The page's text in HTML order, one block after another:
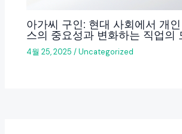
아가씨 구인: 현대 사회에서 개
스의 중요성과 변화하는 직업의
4월 25, 2025/Uncategorized